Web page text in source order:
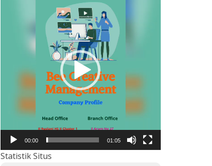
00:00 01:05
Statistik Situs